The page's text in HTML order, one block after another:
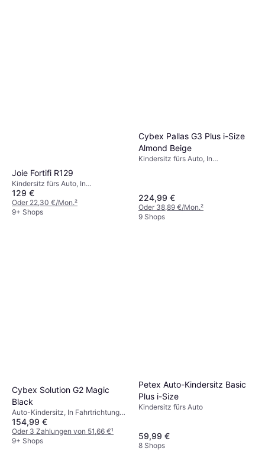
Joie Fortifi R129
Kindersitz fürs Auto, In
Fahrtrichtung, i-Size, UN R129,
Waschbarer Bezug, Verstellbare
Kopfstütze, Seitlicher
129 €
Oder 22,30 €/Mon.²
9+ Shops
Cybex Pallas G3 Plus i-Size
Almond Beige
Kindersitz fürs Auto, In
224,99 €
Oder 38,89 €/Mon.²
9 Shops
Cybex Solution G2 Magic
Black
Auto-Kindersitz, In Fahrtrichtung,
UN R129, Verstellbare Kopfstütze,
Seitlicher Aufprallschutz (ASIP),
Waschbarer Bezug
154,99 €
Oder 3 Zahlungen von 51,66 €¹
9+ Shops
Petex Auto-Kindersitz Basic
Plus i-Size
Kindersitz fürs Auto
59,99 €
8 Shops